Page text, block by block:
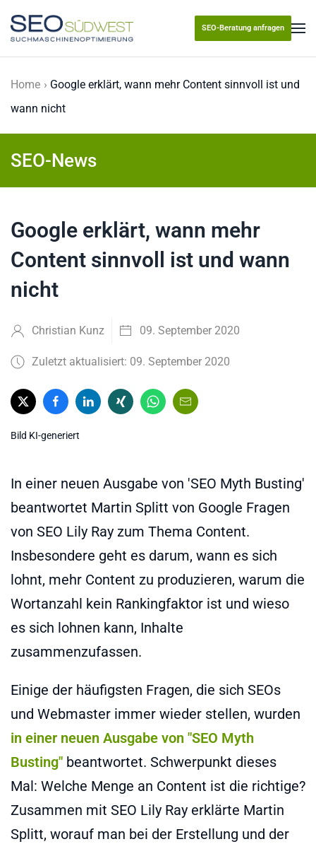
Skip to main content
SEO-Beratung anfragen
Home
Google erklärt, wann mehr Content sinnvoll ist und
wann nicht
SEO-News
Google erklärt, wann mehr
Content sinnvoll ist und wann
nicht
Christian Kunz 09. September 2020
Zuletzt aktualisiert: 09. September 2020
Bild KI-generiert
In einer neuen Ausgabe von 'SEO Myth Busting'
beantwortet Martin Splitt von Google Fragen
von SEO Lily Ray zum Thema Content.
Insbesondere geht es darum, wann es sich
lohnt, mehr Content zu produzieren, warum die
Wortanzahl kein Rankingfaktor ist und wieso
es sich lohnen kann, Inhalte
zusammenzufassen.
Einige der häufigsten Fragen, die sich SEOs
und Webmaster immer wieder stellen, wurden
in einer neuen Ausgabe von "SEO Myth
Busting" beantwortet. Schwerpunkt dieses
Mal: Welche Menge an Content ist die richtige?
Zusammen mit SEO Lily Ray erklärte Martin
Splitt, worauf man bei der Erstellung und der